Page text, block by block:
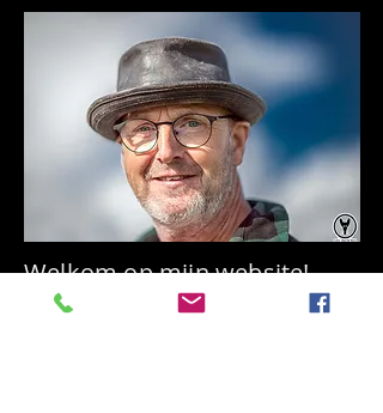
Welkom op mijn website!
Als ervaren vakfotograaf